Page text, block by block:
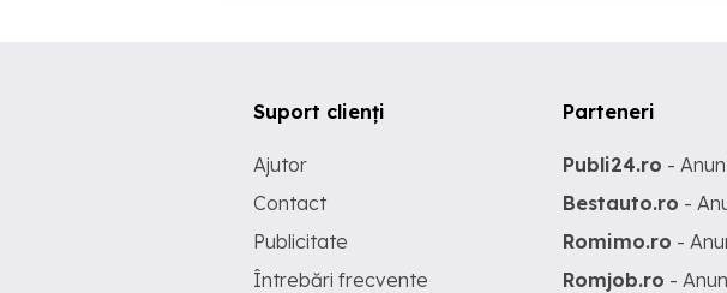
Suport clienți
Ajutor
Contact
Publicitate
Întrebări frecvente
Parteneri
Publi24.ro -
Bestauto.ro -
Romimo.ro -
Romjob.ro -